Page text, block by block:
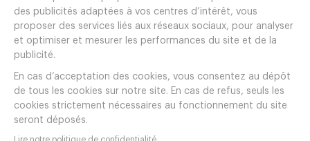
Assiette à steak VULCANIA
BLACK 420x280mm Noir
Réf. BG72
19,90€ HT
En stock
Assiette à steak VULCANIA
BLACK 325x235mm Noir
Réf. BG73